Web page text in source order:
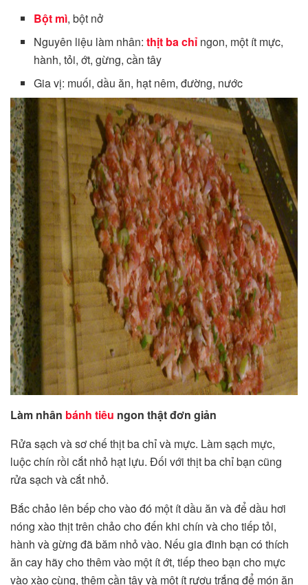
Bột mì, bột nở
Nguyên liệu làm nhân:thịt ba chỉ ngon, một ít mực,
hành, tỏi, ớt, gừng, cần tây
Gia vị: muối, dầu ăn, hạt nêm, đường, nước
Làm nhân bánh tiêu ngon thật đơn giản
Rửa sạch và sơ chế thịt ba chỉ và mực. Làm sạch mực,
luộc chín rồi cắt nhỏ hạt lựu. Đối với thịt ba chỉ bạn cũng
rửa sạch và cắt nhỏ.
Bắc chảo lên bếp cho vào đó một ít dầu ăn và để dầu hơi
nóng xào thịt trên chảo cho đến khi chín và cho tiếp tỏi,
hành và gừng đã băm nhỏ vào. Nếu gia đinh bạn có thích
ăn cay hãy cho thêm vào một ít ớt, tiếp theo bạn cho mực
vào xào cùng, thêm cần tây và một ít rượu trắng để món ăn